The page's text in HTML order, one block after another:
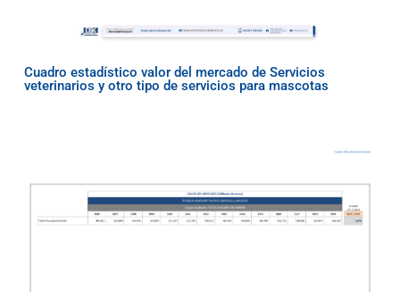
Cuadro estadístico valor del mercado de Servicios
veterinarios y otro tipo de servicios para mascotas